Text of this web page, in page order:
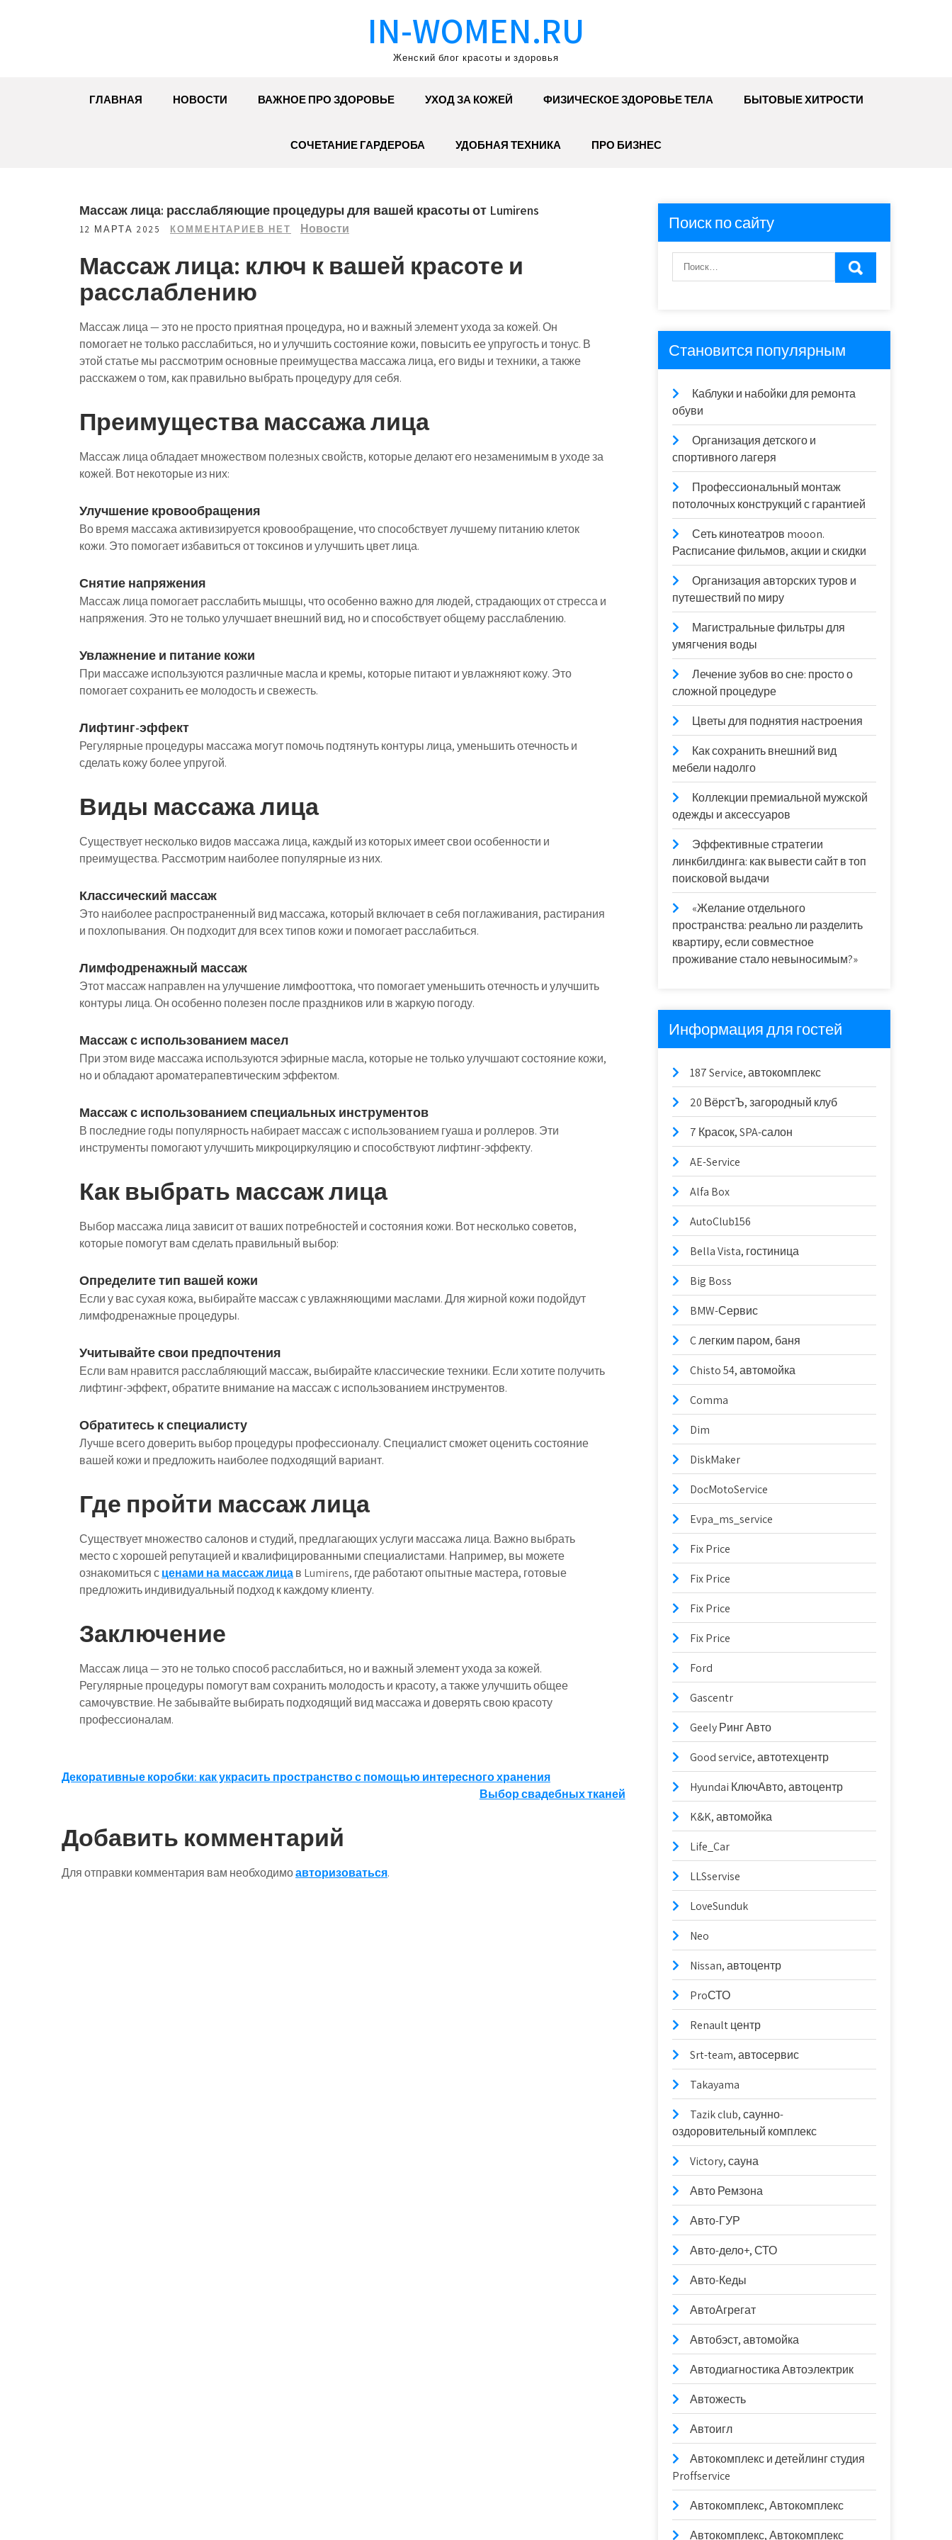
IN-WOMEN.RU
Женский блог красоты и здоровья
ГЛАВНАЯ НОВОСТИ ВАЖНОЕ ПРО ЗДОРОВЬЕ УХОД ЗА КОЖЕЙ ФИЗИЧЕСКОЕ ЗДОРОВЬЕ ТЕЛА БЫТОВЫЕ ХИТРОСТИ
СОЧЕТАНИЕ ГАРДЕРОБА УДОБНАЯ ТЕХНИКА ПРО БИЗНЕС
Массаж лица: расслабляющие процедуры для вашей красоты от Lumirens
12 МАРТА 2025 КОММЕНТАРИЕВ НЕТ Новости
Массаж лица: ключ к вашей красоте и
расслаблению
Массаж лица — это не просто приятная процедура, но и важный элемент ухода за кожей. Он
помогает не только расслабиться, но и улучшить состояние кожи, повысить ее упругость и тонус. В
этой статье мы рассмотрим основные преимущества массажа лица, его виды и техники, а также
расскажем о том, как правильно выбрать процедуру для себя.
Преимущества массажа лица
Массаж лица обладает множеством полезных свойств, которые делают его незаменимым в уходе за
кожей. Вот некоторые из них:
Улучшение кровообращения
Во время массажа активизируется кровообращение, что способствует лучшему питанию клеток
кожи. Это помогает избавиться от токсинов и улучшить цвет лица.
Снятие напряжения
Массаж лица помогает расслабить мышцы, что особенно важно для людей, страдающих от стресса и
напряжения. Это не только улучшает внешний вид, но и способствует общему расслаблению.
Увлажнение и питание кожи
При массаже используются различные масла и кремы, которые питают и увлажняют кожу. Это
помогает сохранить ее молодость и свежесть.
Лифтинг-эффект
Регулярные процедуры массажа могут помочь подтянуть контуры лица, уменьшить отечность и
сделать кожу более упругой.
Виды массажа лица
Существует несколько видов массажа лица, каждый из которых имеет свои особенности и
преимущества. Рассмотрим наиболее популярные из них.
Классический массаж
Это наиболее распространенный вид массажа, который включает в себя поглаживания, растирания
и похлопывания. Он подходит для всех типов кожи и помогает расслабиться.
Лимфодренажный массаж
Этот массаж направлен на улучшение лимфооттока, что помогает уменьшить отечность и улучшить
контуры лица. Он особенно полезен после праздников или в жаркую погоду.
Массаж с использованием масел
При этом виде массажа используются эфирные масла, которые не только улучшают состояние кожи,
но и обладают ароматерапевтическим эффектом.
Массаж с использованием специальных инструментов
В последние годы популярность набирает массаж с использованием гуаша и роллеров. Эти
инструменты помогают улучшить микроциркуляцию и способствуют лифтинг-эффекту.
Как выбрать массаж лица
Выбор массажа лица зависит от ваших потребностей и состояния кожи. Вот несколько советов,
которые помогут вам сделать правильный выбор:
Определите тип вашей кожи
Если у вас сухая кожа, выбирайте массаж с увлажняющими маслами. Для жирной кожи подойдут
лимфодренажные процедуры.
Учитывайте свои предпочтения
Если вам нравится расслабляющий массаж, выбирайте классические техники. Если хотите получить
лифтинг-эффект, обратите внимание на массаж с использованием инструментов.
Обратитесь к специалисту
Лучше всего доверить выбор процедуры профессионалу. Специалист сможет оценить состояние
вашей кожи и предложить наиболее подходящий вариант.
Где пройти массаж лица
Существует множество салонов и студий, предлагающих услуги массажа лица. Важно выбрать
место с хорошей репутацией и квалифицированными специалистами. Например, вы можете
ознакомиться сценами на массаж лицав Lumirens, где работают опытные мастера, готовые
предложить индивидуальный подход к каждому клиенту.
Заключение
Массаж лица — это не только способ расслабиться, но и важный элемент ухода за кожей.
Регулярные процедуры помогут вам сохранить молодость и красоту, а также улучшить общее
самочувствие. Не забывайте выбирать подходящий вид массажа и доверять свою красоту
профессионалам.
Навигация
записям
Декоративные коробки: как украсить пространство с помощью интересного хранения
Выбор свадебных тканей
Добавить комментарий
Для отправки комментария вам необходимоавторизоваться.
Поиск по сайту
Становится популярным
Каблуки и набойки для ремонта
обуви
Организация детского и
спортивного лагеря
Профессиональный монтаж
потолочных конструкций с гарантией
Сеть кинотеатров mooon.
Расписание фильмов, акции и скидки
Организация авторских туров и
путешествий по миру
Магистральные фильтры для
умягчения воды
Лечение зубов во сне: просто о
сложной процедуре
Цветы для поднятия настроения
Как сохранить внешний вид
мебели надолго
Коллекции премиальной мужской
одежды и аксессуаров
Эффективные стратегии
линкбилдинга: как вывести сайт в топ
поисковой выдачи
«Желание отдельного
пространства: реально ли разделить
квартиру, если совместное
проживание стало невыносимым?»
Информация для гостей
187 Service, автокомплекс
20 ВёрстЪ, загородный клуб
7 Красок, SPA-салон
AE-Service
Alfa Box
AutoClub156
Bella Vista, гостиница
Big Boss
BMW-Сервис
C легким паром, баня
Chisto 54, автомойка
Comma
Dim
DiskMaker
DocMotoService
Evpa_ms_service
Fix Price
Fix Price
Fix Price
Fix Price
Ford
Gascentr
Geely Ринг Авто
Good serviсe, автотехцентр
Hyundai КлючАвто, автоцентр
K&K, автомойка
Life_Car
LLSservise
LoveSunduk
Neo
Nissan, автоцентр
ProСТО
Renault центр
Srt-team, автосервис
Takayama
Tazik club, саунно-
оздоровительный комплекс
Victory, сауна
Авто Ремзона
Авто-ГУР
Авто-дело+, СТО
Авто-Кеды
АвтоАгрегат
Автобэст, автомойка
Автодиагностика Автоэлектрик
Автожесть
Автоигл
Автокомплекс и детейлинг студия
Proffservice
Автокомплекс, Автокомплекс
Автокомплекс, Автокомплекс